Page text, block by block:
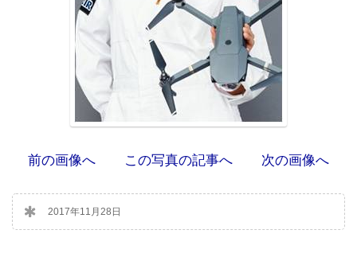
前の画像へ この写真の記事へ 次の画像へ
2017年11月28日